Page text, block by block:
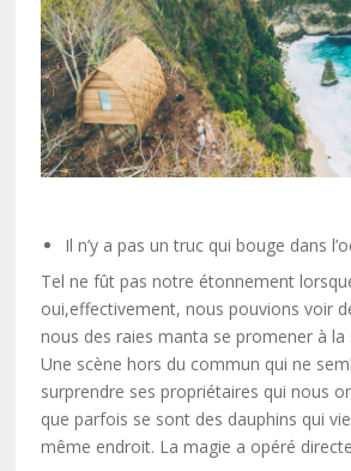
Il n’y a pas un truc qui bouge dans
Tel ne fût pas notre étonnement
oui,effectivement, nous pouvions voir
nous des raies manta se promener à la
Une scène hors du commun qui ne
surprendre ses propriétaires qui nous
que parfois se sont des dauphins qui
même endroit. La magie a opéré